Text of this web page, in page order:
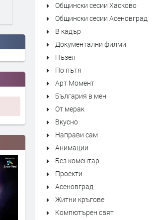
Общински сесии Хасково
Общински сесии Асеновград
В кадър
Документални филми
Пъзел
По пътя
Арт Момент
България в мен
От мерак
Вкусно
Направи сам
Анимации
Без коментар
Проекти
Асеновград
Житни кръгове
Компютърен свят